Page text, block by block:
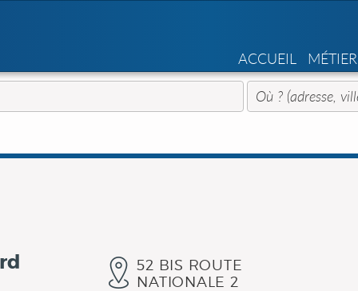
ACCUEIL
52 BIS ROUTE
NATIONALE 2